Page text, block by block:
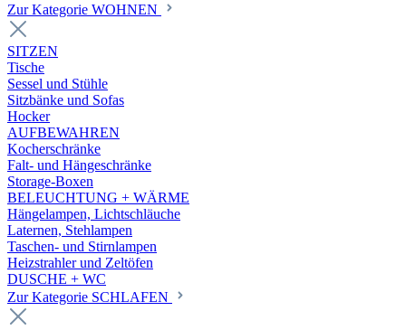
Zur Kategorie WOHNEN
SITZEN
Tische
Sessel und Stühle
Sitzbänke und Sofas
Hocker
AUFBEWAHREN
Kocherschränke
Falt- und Hängeschränke
Storage-Boxen
BELEUCHTUNG + WÄRME
Hängelampen, Lichtschläuche
Laternen, Stehlampen
Taschen- und Stirnlampen
Heizstrahler und Zeltöfen
DUSCHE + WC
Zur Kategorie SCHLAFEN